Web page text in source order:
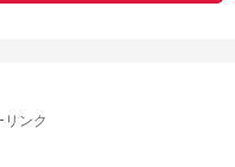
ンク